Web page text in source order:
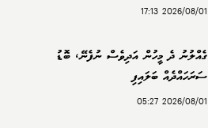
2026/08/01 17:13
ގެއްލުނު ދެ މީހުން އަދިވެސް ނުފެނޭ، ބޮޑު
ސަރަހައްދެއް ބަލައިފި
2026/08/01 05:27